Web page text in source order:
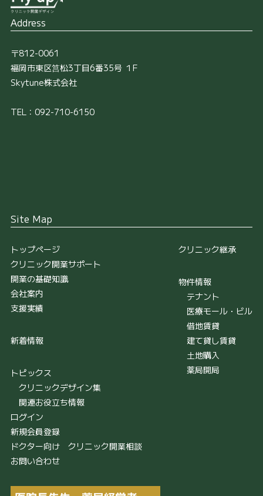
Address
〒812-0061
福岡市東区筥松3丁目6番35号 １F
Skytune株式会社
TEL：092-710-6150
Site Map
トップページ
クリニック開業サポート
開業の基礎知識
会社案内
支援実績
新着情報
トピックス
クリニックデザイン集
関連お役立ち情報
クリニック継承
物件情報
テナント
医療モール・ビル
借地賃貸
建て貸し賃貸
土地購入
薬局開局
ログイン
新規会員登録
ドクター向け クリニック開業相談
お問い合わせ